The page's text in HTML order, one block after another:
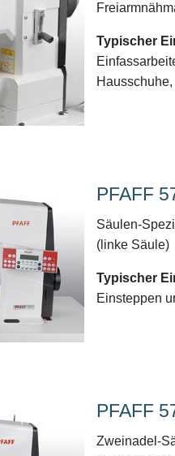
Typischer
PFAFF
Säulen-
(linke Säule)
Typischer
Einsteppen
PFAFF
Zweinadel-